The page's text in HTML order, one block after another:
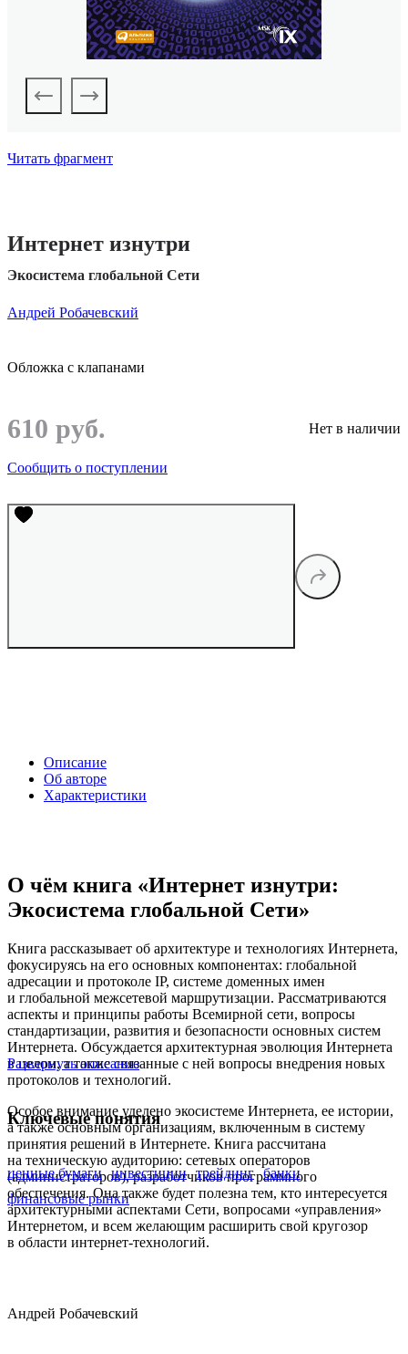
Читать фрагмент
Интернет изнутри
Экосистема глобальной Сети
Андрей Робачевский
Обложка с клапанами
610 руб. Нет в наличии
Сообщить о поступлении
Описание
Об авторе
Характеристики
О чём книга «Интернет изнутри:
Экосистема глобальной Сети»
Книга рассказывает об архитектуре и технологиях Интернета,
фокусируясь на его основных компонентах: глобальной
адресации и протоколе IP, системе доменных имен
и глобальной межсетевой маршрутизации. Рассматриваются
аспекты и принципы работы Всемирной сети, вопросы
стандартизации, развития и безопасности основных систем
Интернета. Обсуждается архитектурная эволюция Интернета
в целом, а также связанные с ней вопросы внедрения новых
протоколов и технологий.
Особое внимание уделено экосистеме Интернета, ее истории,
а также основным организациям, включенным в систему
принятия решений в Интернете. Книга рассчитана
на техническую аудиторию: сетевых операторов
(администраторов), разработчиков программного
обеспечения. Она также будет полезна тем, кто интересуется
архитектурными аспектами Сети, вопросами «управления»
Интернетом, и всем желающим расширить свой кругозор
в области интернет-технологий.
Развернуть описание
Ключевые понятия
ценные бумаги инвестиции трейдинг банки
финансовые рынки
Андрей Робачевский